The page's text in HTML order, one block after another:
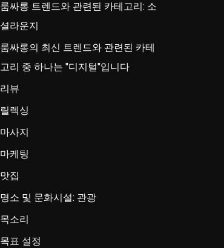
룸싸롱 트렌드와 관련된 카테고리: 소
셜라운지
룸싸롱의 최신 트렌드와 관련된 카테
고리 중 하나는 "디지털"입니다
리뷰
릴렉싱
마사지
마케팅
맛집
명소 및 문화시설: 관광
목소리
목표 설정